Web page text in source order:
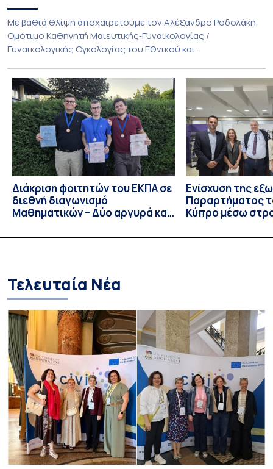
Με βαθιά θλίψη αποχαιρετούμε τον Αλέξανδρο Ροδολάκη,
Ομότιμο Καθηγητή Μαιευτικής‑Γυναικολογίας /
Γυναικολογικής Ογκολογίας του Εθνικού και
Διευθυντή της Α’ Μαιευτικής και Γυναικολογικής Κλινικής,
στο Νοσοκομείο «Αλεξάνδρα». Η διαδρομή του υπήρξε
συνεχής και ανοδική μέσα στην ίδια Κλινική, την οποία
υπηρέτησε από κάθε θέση: Επιμελητής Β’ Ε.Σ.Υ.
(1997‑2002), Επίκουρος […]
Διάκριση φοιτητών του ΕΚΠΑ σε
διεθνή διαγωνισμό
Μαθηματικών – Δύο αργυρά και
Ενίσχυση της
Παραρτήματος
Κύπρο μέσω
Τελευταία Νέα